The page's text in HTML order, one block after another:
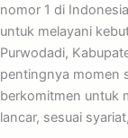
nomor 1 di
untuk melayani
Purwodadi,
pentingnya momen
berkomitmen untuk
lancar, sesuai